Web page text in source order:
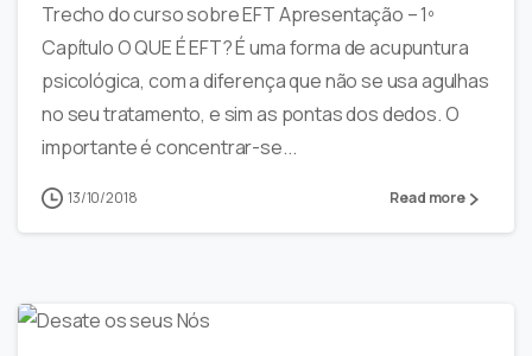
Trecho do curso sobre EFT Apresentação – 1º
Capítulo O QUE É EFT? É uma forma de acupuntura
psicológica, com a diferença que não se usa agulhas
no seu tratamento, e sim as pontas dos dedos. O
importante é concentrar-se...
13/10/2018 Read more